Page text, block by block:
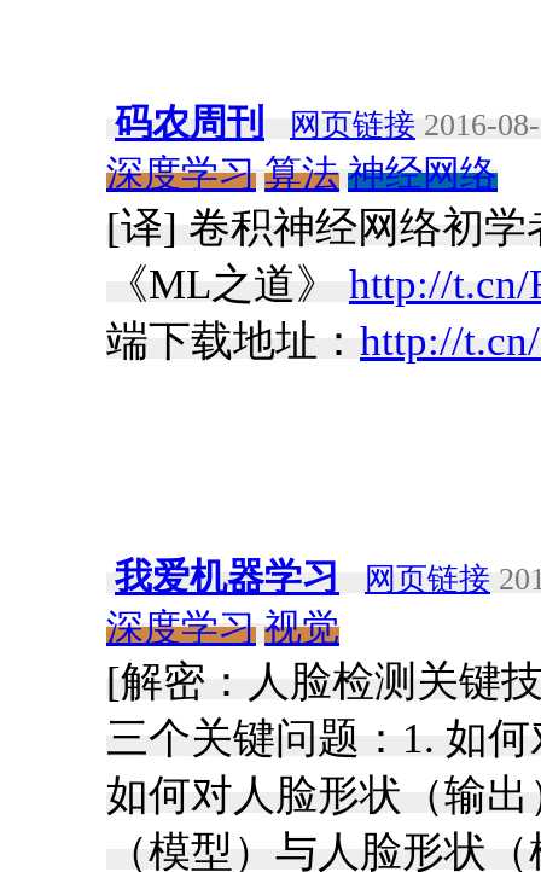
码农周刊 网页链接 2016-
深度学习 算法 神经网络
[译] 卷积神经网络初
《ML之道》 http://
端下载地址： http://
我爱机器学习 网页链接
深度学习 视觉
[解密：人脸检测关键
三个关键问题：1. 如
如何对人脸形状（输
（模型）与人脸形状